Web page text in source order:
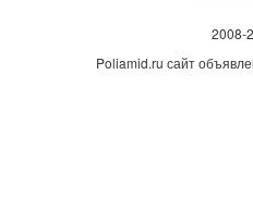
2008-
Poliamid.ru сайт